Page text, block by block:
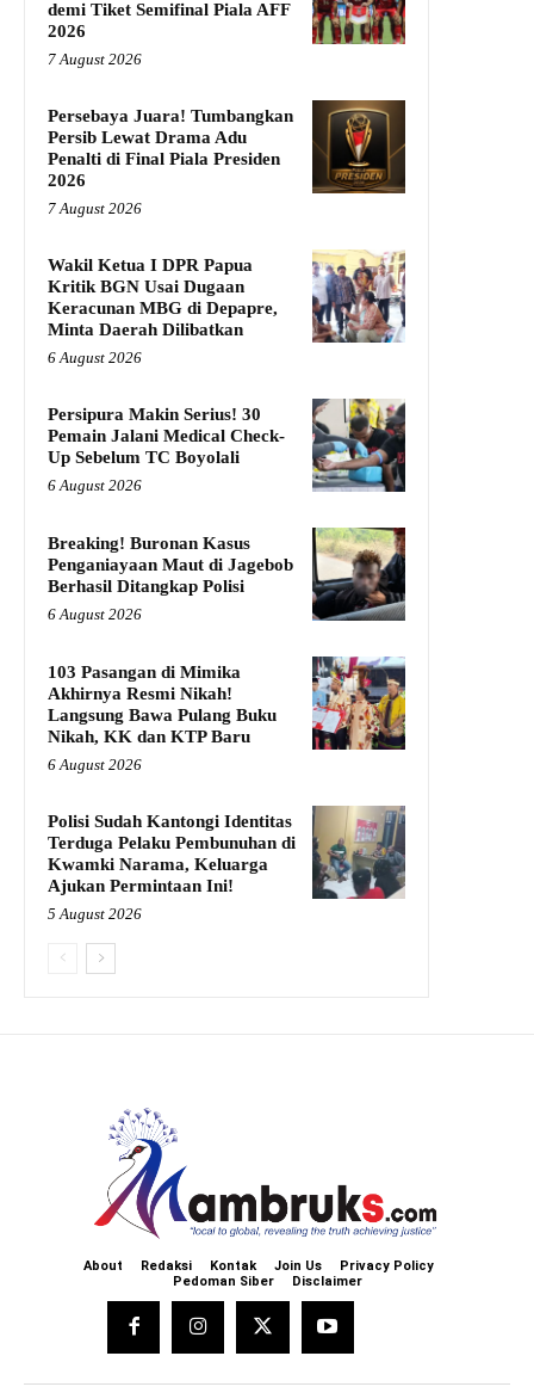
demi Tiket Semifinal Piala AFF
2026
7 August 2026
Persebaya Juara! Tumbangkan
Persib Lewat Drama Adu
Penalti di Final Piala Presiden
2026
7 August 2026
Wakil Ketua I DPR Papua
Kritik BGN Usai Dugaan
Keracunan MBG di Depapre,
Minta Daerah Dilibatkan
6 August 2026
Persipura Makin Serius! 30
Pemain Jalani Medical Check-
Up Sebelum TC Boyolali
6 August 2026
Breaking! Buronan Kasus
Penganiayaan Maut di Jagebob
Berhasil Ditangkap Polisi
6 August 2026
103 Pasangan di Mimika
Akhirnya Resmi Nikah!
Langsung Bawa Pulang Buku
Nikah, KK dan KTP Baru
6 August 2026
Polisi Sudah Kantongi Identitas
Terduga Pelaku Pembunuhan di
Kwamki Narama, Keluarga
Ajukan Permintaan Ini!
5 August 2026
About Redaksi Kontak Join Us
Privacy Policy
Pedoman Siber
Disclaimer